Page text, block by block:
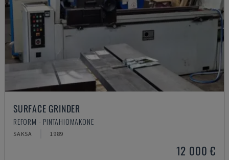
SURFACE GRINDER
REFORM - PINTAHIOMAKONE
SAKSA 1989
12 000 €